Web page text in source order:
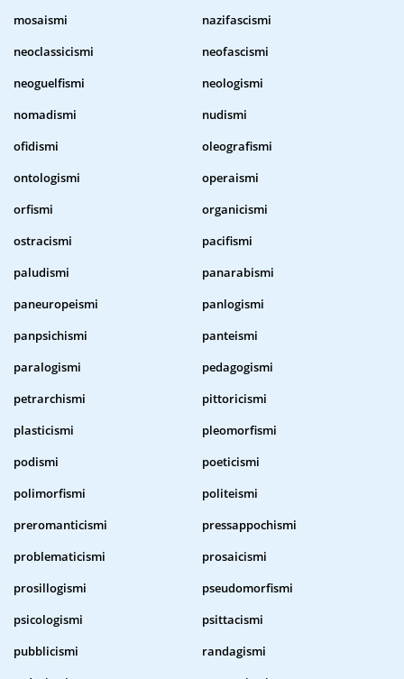
mosaismi
nazifascismi
neoclassicismi
neofascismi
neoguelfismi
neologismi
nomadismi
nudismi
ofidismi
oleografismi
ontologismi
operaismi
orfismi
organicismi
ostracismi
pacifismi
paludismi
panarabismi
paneuropeismi
panlogismi
panpsichismi
panteismi
paralogismi
pedagogismi
petrarchismi
pittoricismi
plasticismi
pleomorfismi
podismi
poeticismi
polimorfismi
politeismi
preromanticismi
pressappochismi
problematicismi
prosaicismi
prosillogismi
pseudomorfismi
psicologismi
psittacismi
pubblicismi
randagismi